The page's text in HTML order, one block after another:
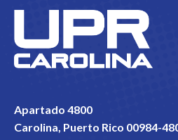
Apartado 4800
Carolina, Puerto Rico 00984-